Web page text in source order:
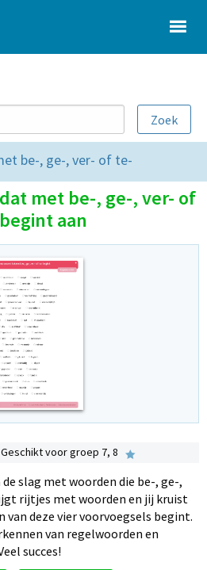
be-, ge-, ver- of te-
met be-, ge-, ver- of
aan
voor groep 7, 8
slag met woorden die be-, ge-,
rijtjes met woorden en jij kruist
van deze vier voorvoegsels begint.
van regelwoorden en
succes!